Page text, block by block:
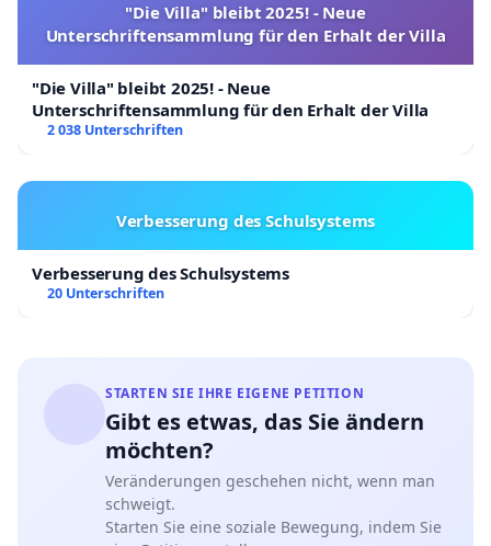
"Die Villa" bleibt 2025! - Neue
Unterschriftensammlung für den Erhalt der Villa
"Die Villa" bleibt 2025! - Neue
Unterschriftensammlung für den Erhalt der Villa
2 038 Unterschriften
Verbesserung des Schulsystems
Verbesserung des Schulsystems
20 Unterschriften
STARTEN SIE IHRE EIGENE PETITION
Gibt es etwas, das Sie ändern
möchten?
Veränderungen geschehen nicht, wenn man
schweigt.
Starten Sie eine soziale Bewegung, indem Sie